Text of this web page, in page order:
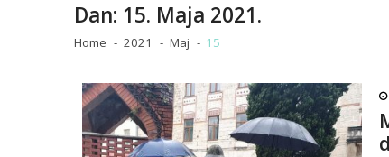
Dan: 15. Maja 2021.
Home 2021 Maj 15